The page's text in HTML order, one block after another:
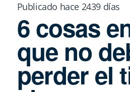
Publicado hace 2439 días
6 cosas
que no
perder el